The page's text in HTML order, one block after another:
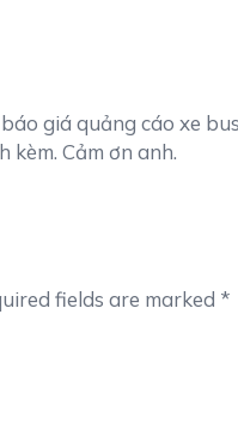
giá quảng cáo xe
Cảm ơn anh.
fields are marked *